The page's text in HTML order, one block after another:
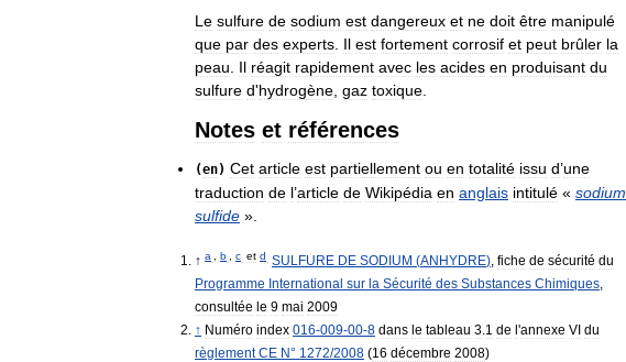
Le sulfure de sodium est dangereux et ne doit être manipulé
que par des experts Il est fortement corrosif et peut brûler la
peau
Il réagit rapidement avec les acides en produisant du
sulfure d'hydrogène gaz toxique
Notes et références
(en) Cet article est partiellement ou en totalité issu d’une
traduction de l’article de Wikipédia en anglais intitulé « sodium
sulfide ».
↑ a b c et d SULFURE DE SODIUM (ANHYDRE) fiche de sécurité du
Programme International sur la Sécurité des Substances Chimiques
consultée le 9 mai 2009
↑ Numéro index 016-009-00-8 dans le tableau 3 1 de l'annexe VI du
règlement CE N° 1272/2008 (16 décembre 2008)